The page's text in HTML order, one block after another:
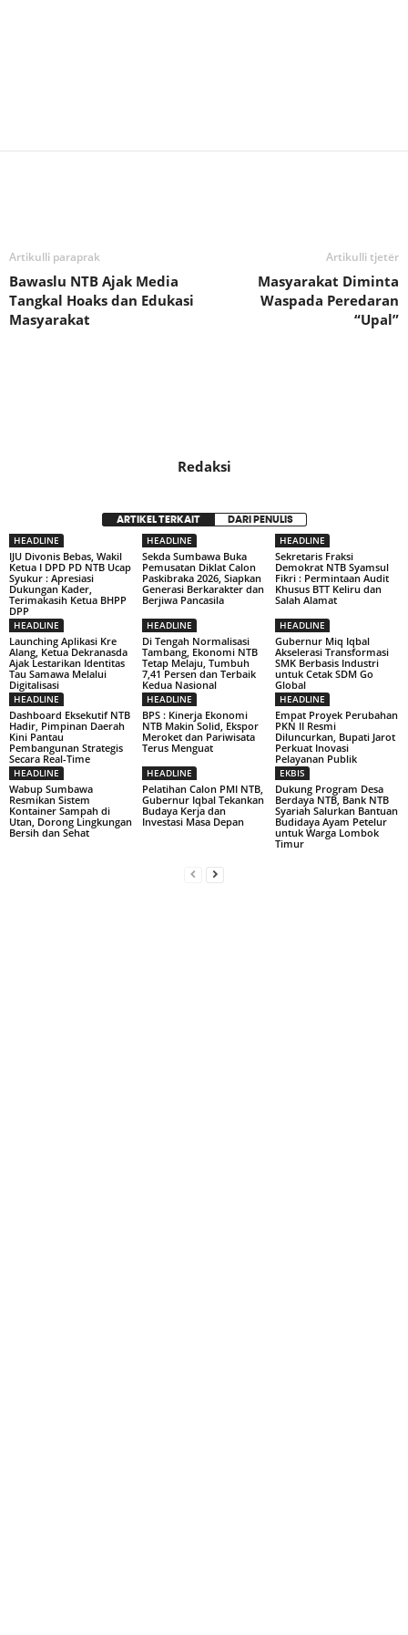
Artikulli paraprak
Bawaslu NTB Ajak Media
Tangkal Hoaks dan Edukasi
Masyarakat
Artikulli tjetër
Masyarakat Diminta
Waspada Peredaran
“Upal”
Redaksi
ARTIKEL TERKAIT DARI PENULIS
HEADLINE
IJU Divonis Bebas, Wakil
Ketua I DPD PD NTB Ucap
Syukur : Apresiasi
Dukungan Kader,
Terimakasih Ketua BHPP
DPP
HEADLINE
Sekda Sumbawa Buka
Pemusatan Diklat Calon
Paskibraka 2026, Siapkan
Generasi Berkarakter dan
Berjiwa Pancasila
HEADLINE
Sekretaris Fraksi
Demokrat NTB Syamsul
Fikri : Permintaan Audit
Khusus BTT Keliru dan
Salah Alamat
HEADLINE
Launching Aplikasi Kre
Alang, Ketua Dekranasda
Ajak Lestarikan Identitas
Tau Samawa Melalui
Digitalisasi
HEADLINE
Di Tengah Normalisasi
Tambang, Ekonomi NTB
Tetap Melaju, Tumbuh
7,41 Persen dan Terbaik
Kedua Nasional
HEADLINE
Gubernur Miq Iqbal
Akselerasi Transformasi
SMK Berbasis Industri
untuk Cetak SDM Go
Global
HEADLINE
Dashboard Eksekutif NTB
Hadir, Pimpinan Daerah
Kini Pantau
Pembangunan Strategis
Secara Real-Time
HEADLINE
BPS : Kinerja Ekonomi
NTB Makin Solid, Ekspor
Meroket dan Pariwisata
Terus Menguat
HEADLINE
Empat Proyek Perubahan
PKN II Resmi
Diluncurkan, Bupati Jarot
Perkuat Inovasi
Pelayanan Publik
HEADLINE
Wabup Sumbawa
Resmikan Sistem
Kontainer Sampah di
Utan, Dorong Lingkungan
Bersih dan Sehat
HEADLINE
Pelatihan Calon PMI NTB,
Gubernur Iqbal Tekankan
Budaya Kerja dan
Investasi Masa Depan
EKBIS
Dukung Program Desa
Berdaya NTB, Bank NTB
Syariah Salurkan Bantuan
Budidaya Ayam Petelur
untuk Warga Lombok
Timur